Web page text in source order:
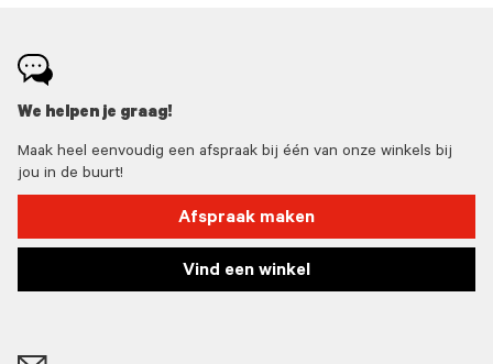
We helpen je graag!
Maak heel eenvoudig een afspraak bij één van onze winkels bij
jou in de buurt!
Afspraak maken
Vind een winkel